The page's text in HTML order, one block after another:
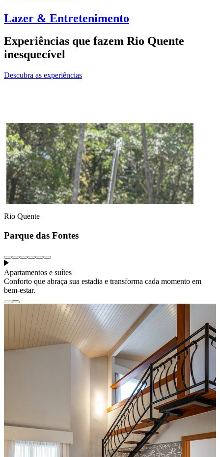
Lazer & Entretenimento
Experiências que fazem Rio Quente
inesquecível
Descubra as experiências
Rio Quente
Parque das Fontes
Apartamentos e suítes
Conforto que abraça sua estadia e transforma cada momento em
bem-estar.